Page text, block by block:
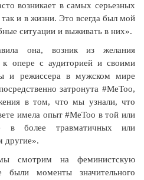
возникает в самых серьезных
так и в жизни. Это всегда был мой
ситуации и выживать в них».
она, возник из желания
к опере с аудиторией и своими
и режиссера в мужском мире
затронута #MeToo,
в том, что мы узнали, что
имела опыт #MeToo в той или
в более травматичных или
другие».
смотрим на феминистскую
моменты значительного